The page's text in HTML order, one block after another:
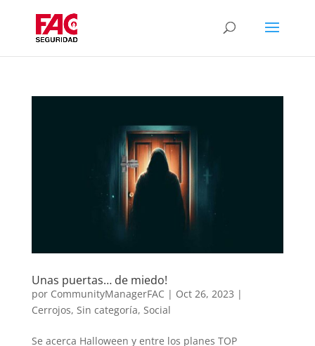
Unas puertas… de miedo!
por CommunityManagerFAC | Oct 26, 2023 |
Cerrojos, Sin categoría, Social
Se acerca Halloween y entre los planes TOP